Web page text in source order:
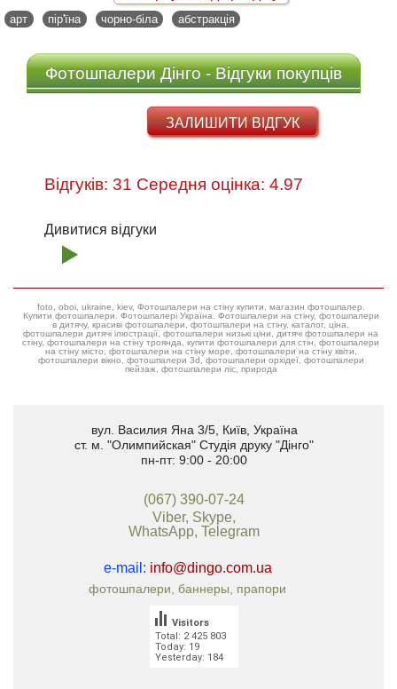
арт пір'їна чорно-біла абстракція
Фотошпалери Дінго - Відгуки покупців
ЗАЛИШИТИ ВІДГУК
Відгуків: 31 Середня оцінка: 4.97
Дивитися відгуки
foto, oboi, ukraine, kiev, Фотошпалери на стіну купити, магазин фотошпалер.
Купити фотошпалери. Фотошпалері Україна. Фотошпалери на стіну, фотошпалери
в дитячу, красиві фотошпалери, фотошпалери на стіну, каталог, ціна,
фотошпалери дитячі ілюстрації, фотошпалери низькі ціни, дитячі фотошпалери на
стіну, фотошпалери на стіну троянда, купити фотошпалери для стін, фотошпалери
на стіну місто, фотошпалери на стіну море, фотошпалери на стіну квіти,
фотошпалери вікно, фотошпалери 3d, фотошпалери орхідеї, фотошпалери
пейзаж, фотошпалери ліс, природа
вул. Василия Яна 3/5, Київ, Україна
ст. м. "Олимпийская" Студія друку "Дінго"
пн-пт: 9:00 - 20:00
(067) 390-07-24
Viber, Skype,
WhatsApp, Telegram
e-mail: info@dingo.com.ua
фотошпалери, баннеры, прапори
Total: 2 425 803
Today: 19
Yesterday: 184
Visitors